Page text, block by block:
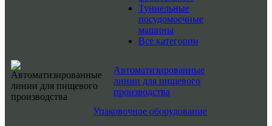
Туннельные
посудомоечные
машины
Все категории
Автоматизированные
линии для пищевого
производства
Упаковочное оборудование